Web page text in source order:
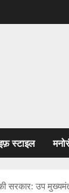
स्टाइल
सरकार: उप